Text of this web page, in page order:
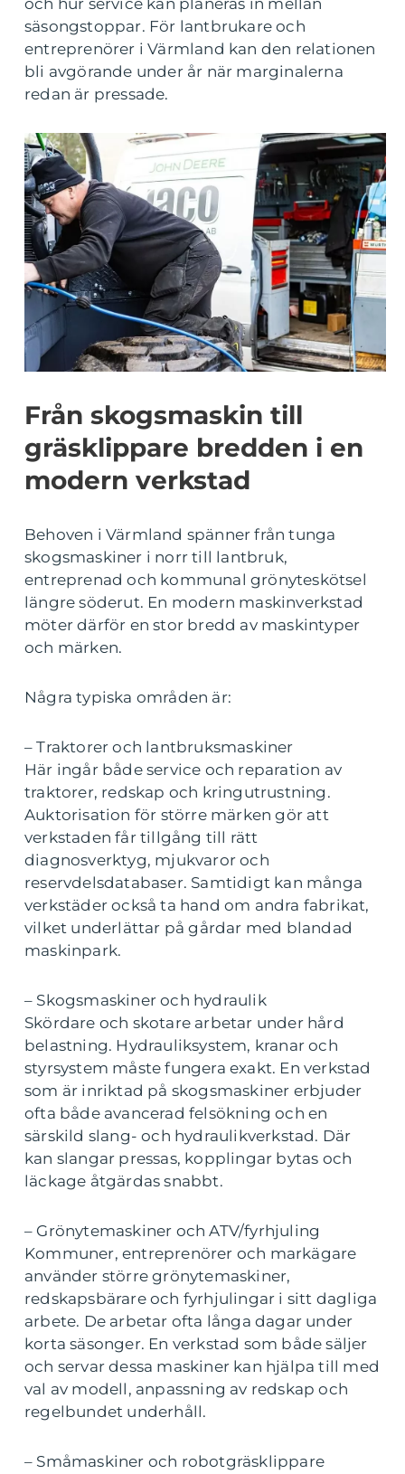
och hur service kan planeras in mellan
säsongstoppar. För lantbrukare och
entreprenörer i Värmland kan den relationen
bli avgörande under år när marginalerna
redan är pressade.
Från skogsmaskin till
gräsklippare bredden i en
modern verkstad
Behoven i Värmland spänner från tunga
skogsmaskiner i norr till lantbruk,
entreprenad och kommunal grönyteskötsel
längre söderut. En modern maskinverkstad
möter därför en stor bredd av maskintyper
och märken.
Några typiska områden är:
– Traktorer och lantbruksmaskiner
Här ingår både service och reparation av
traktorer, redskap och kringutrustning.
Auktorisation för större märken gör att
verkstaden får tillgång till rätt
diagnosverktyg, mjukvaror och
reservdelsdatabaser. Samtidigt kan många
verkstäder också ta hand om andra fabrikat,
vilket underlättar på gårdar med blandad
maskinpark.
– Skogsmaskiner och hydraulik
Skördare och skotare arbetar under hård
belastning. Hydrauliksystem, kranar och
styrsystem måste fungera exakt. En verkstad
som är inriktad på skogsmaskiner erbjuder
ofta både avancerad felsökning och en
särskild slang- och hydraulikverkstad. Där
kan slangar pressas, kopplingar bytas och
läckage åtgärdas snabbt.
– Grönytemaskiner och ATV/fyrhjuling
Kommuner, entreprenörer och markägare
använder större grönytemaskiner,
redskapsbärare och fyrhjulingar i sitt dagliga
arbete. De arbetar ofta långa dagar under
korta säsonger. En verkstad som både säljer
och servar dessa maskiner kan hjälpa till med
val av modell, anpassning av redskap och
regelbundet underhåll.
– Småmaskiner och robotgräsklippare